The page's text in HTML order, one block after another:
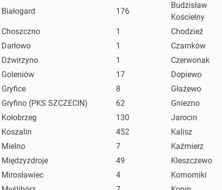
Białogard 176
Budzisław
Kościelny
Choszczno
1
Chodzież
Darłowo
1
Czarnków
Dźwirzyno
1
Czerwonak
Goleniów
17
Dopiewo
Gryfice
8
Głażewo
Gryfino (PKS SZCZECIN)
62
Gniezno
Kołobrzeg
130
Jarocin
Koszalin
452
Kalisz
Mielno
7
Kaźmierz
Międzyzdroje
49
Kleszczewo
Mirosławiec
4
Komorniki